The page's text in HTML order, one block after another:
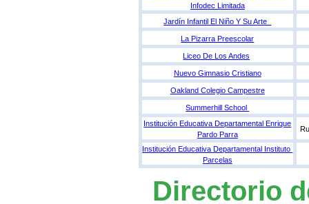
Infodec Limitada
Jardín Infantil El Niño Y Su Arte
La Pizarra Preescolar
Liceo De Los Andes
Nuevo Gimnasio Cristiano
Oakland Colegio Campestre
Summerhill School
Institución Educativa Departamental Enrique
Pardo Parra
Institución Educativa Departamental Instituto
Parcelas
Directorio